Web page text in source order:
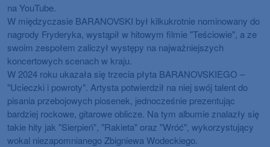
na YouTube.
W międzyczasie BARANOVSKI był kilkukrotnie nominowany do
nagrody Fryderyka, wystąpił w hitowym filmie "Teściowie", a ze
swoim zespołem zaliczył występy na najważniejszych
koncertowych scenach w kraju.
W 2024 roku ukazała się trzecia płyta BARANOVSKIEGO –
"Ucieczki i powroty". Artysta potwierdził na niej swój talent do
pisania przebojowych piosenek, jednocześnie prezentując
bardziej rockowe, gitarowe oblicze. Na tym albumie znalazły się
takie hity jak "Sierpień", "Rakieta" oraz "Wróć", wykorzystujący
wokal niezapomnianego Zbigniewa Wodeckiego.